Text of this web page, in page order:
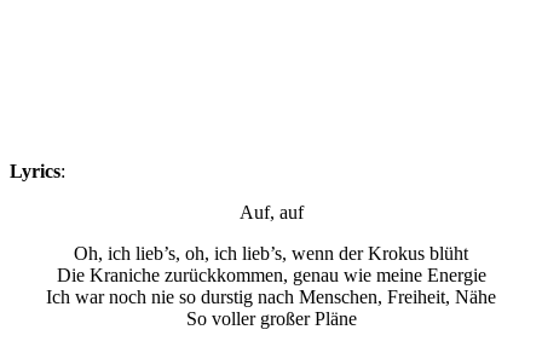
Lyrics:
Auf, auf
Oh, ich lieb’s, oh, ich lieb’s, wenn der Krokus blüht
Die Kraniche zurückkommen, genau wie meine Energie
Ich war noch nie so durstig nach Menschen, Freiheit, Nähe
So voller großer Pläne